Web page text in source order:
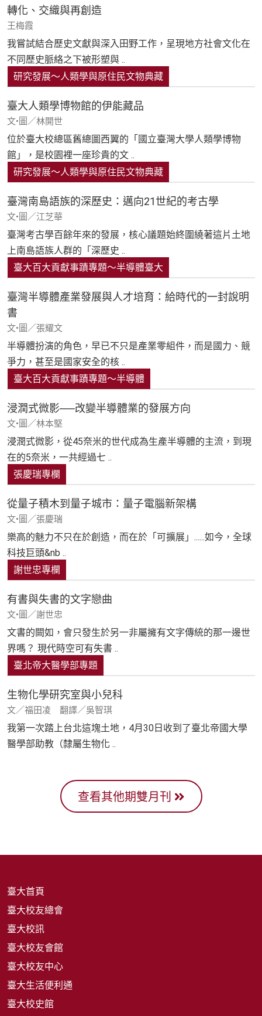
轉化、交織與再創造
王梅霞
我嘗試結合歷史文獻與深入田野工作，呈現地方社會文化在
不同歷史脈絡之下被形塑與 ..
研究發展～人類學與原住民文物典藏
臺大人類學博物館的伊能藏品
文•圖／林開世
位於臺大校總區舊總圖西翼的「國立臺灣大學人類學博物
館」，是校園裡一座珍貴的文 ..
研究發展～人類學與原住民文物典藏
臺灣南島語族的深歷史：邁向21世紀的考古學
文•圖／江芝華
臺灣考古學百餘年來的發展，核心議題始終圍繞著這片土地
上南島語族人群的「深歷史 ..
臺大百大貢獻事蹟專題～半導體臺大
臺灣半導體產業發展與人才培育：給時代的一封說明
書
文•圖／張耀文
半導體扮演的角色，早已不只是產業零組件，而是國力、競
爭力，甚至是國家安全的核 ..
臺大百大貢獻事蹟專題～半導體
浸潤式微影──改變半導體業的發展方向
文•圖／林本堅
浸潤式微影，從45奈米的世代成為生產半導體的主流，到現
在的5奈米，一共經過七 ..
張慶瑞專欄
從量子積木到量子城市：量子電腦新架構
文•圖／張慶瑞
樂高的魅力不只在於創造，而在於「可擴展」......如今，全球
科技巨頭&nb ..
謝世忠專欄
有書與失書的文字戀曲
文•圖／謝世忠
文書的闕如，會只發生於另一非屬擁有文字傳統的那一邊世
界嗎？ 現代時空可有失書 ..
臺北帝大醫學部專題
生物化學研究室與小兒科
文／福田凌 翻譯／吳智琪
我第一次踏上台北這塊土地，4月30日收到了臺北帝國大學
醫學部助教（隸屬生物化 ..
查看其他期雙月刊
臺大首頁
臺大校友總會
臺大校訊
臺大校友會館
臺大校友中心
臺大生活便利通
臺大校史館